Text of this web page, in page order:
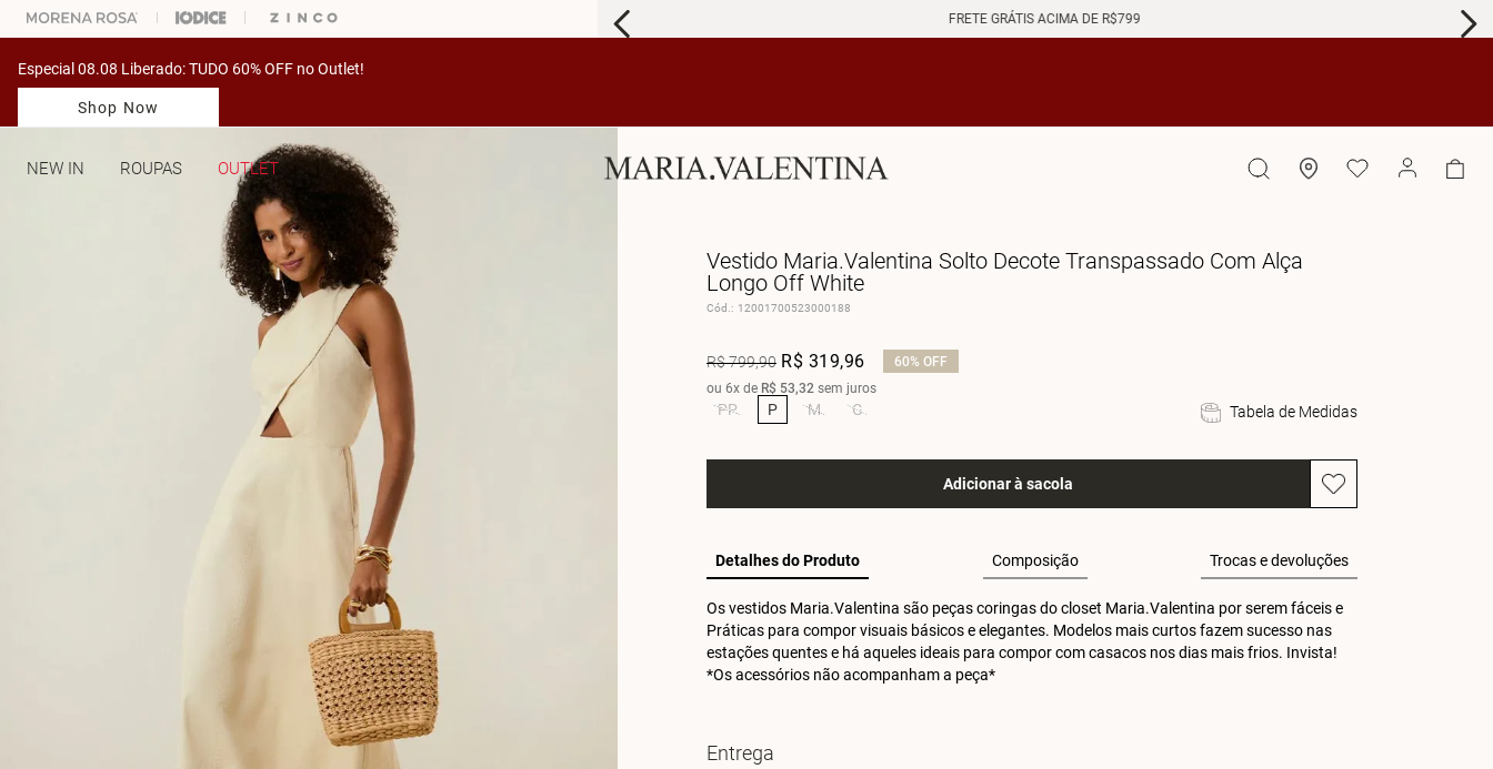
ESCOLHER SEU LOOK? FALE COM NOSSA PERSONAL SHOPPER. FRETE GRÁTIS ACIMA DE R$799
Especial 08.08 Liberado: TUDO 60% OFF no Outlet!
Shop Now
NEW IN ROUPAS OUTLET
Vestido Maria.Valentina Solto Decote Transpassado Com Alça
Longo Off White
Cód. : 12001700523000188
R$799,90 R$ 319,96 60% OFF
ou 6x de R$ 53,32 sem juros
PP P M G Tabela de Medidas
Adicionar à sacola
Detalhes do Produto Composição Trocas e devoluções
Os vestidos Maria.Valentina são peças coringas do closet Maria.Valentina por serem fáceis e
Práticas para compor visuais básicos e elegantes. Modelos mais curtos fazem sucesso nas
estações quentes e há aqueles ideais para compor com casacos nos dias mais frios. Invista!
*Os acessórios não acompanham a peça*
Entrega